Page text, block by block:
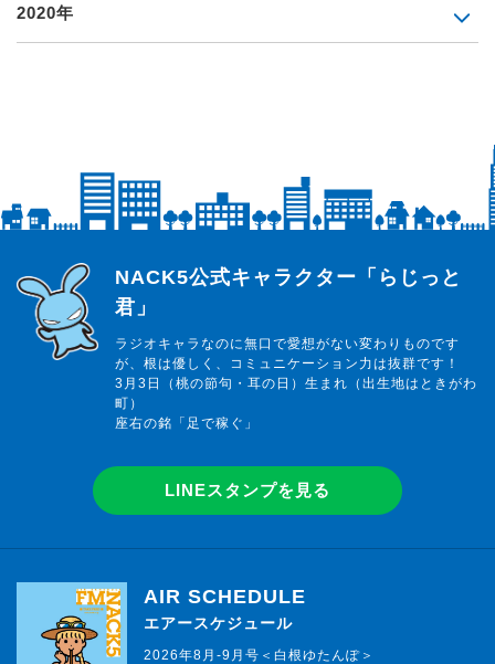
2020年
らじっと君
NACK5公式キャラクター「らじっと
君」
ラジオキャラなのに無口で愛想がない変わりものです
が、根は優しく、コミュニケーション力は抜群です！
3月3日（桃の節句・耳の日）生まれ（出生地はときがわ
町）
座右の銘「足で稼ぐ」
LINEスタンプを見る
AIR SCHEDULE
エアースケジュール
2026年8月-9月号＜白根ゆたんぽ＞